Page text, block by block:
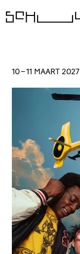
10–11 MAART 2027